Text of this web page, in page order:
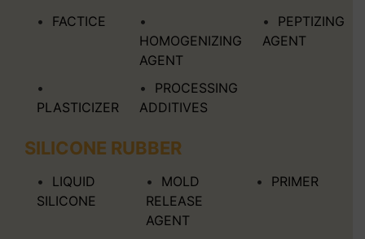
FACTICE
HOMOGENIZING
AGENT
PEPTIZING
AGENT
PLASTICIZER
PROCESSING
ADDITIVES
SILICONE RUBBER
LIQUID
SILICONE
MOLD
RELEASE
AGENT
PRIMER